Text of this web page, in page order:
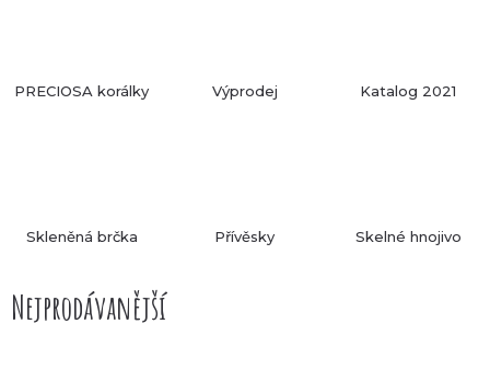
PRECIOSA korálky Výprodej Katalog 2021
Skleněná brčka Přívěsky Skelné hnojivo
Nejprodávanější